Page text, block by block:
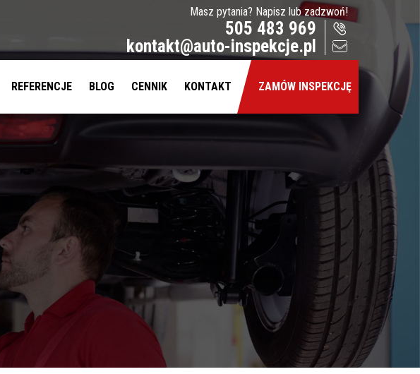
Masz pytania? Napisz lub zadzwoń!
505 483 969
kontakt@auto-inspekcje.pl
REFERENCJE BLOG CENNIK KONTAKT ZAMÓW INSPEKCJĘ